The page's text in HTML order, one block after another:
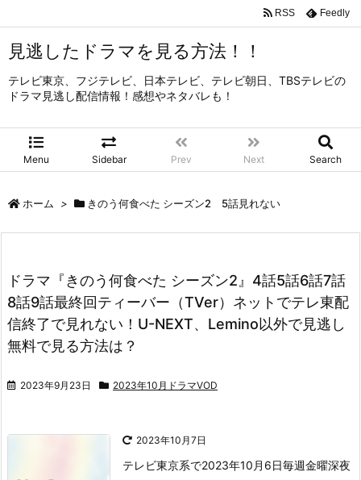
見逃したドラマを見る方法！！
テレビ東京、フジテレビ、日本テレビ、テレビ朝日、TBSテレビの
ドラマ見逃し配信情報！感想やネタバレも！
Menu Sidebar Prev Next Search
RSS Feedly
ホーム > きのう何食べた シーズン2 5話見れない
ドラマ『きのう何食べた シーズン2』4話5話6話7話
8話9話最終回ティーバー（TVer）ネットでテレ東配
信終了で見れない！U-NEXT、Lemino以外で見逃し
無料で見る方法は？
2023年9月23日 2023年10月ドラマVOD
2023年10月7日
テレビ東京系で2023年10月6日毎週金曜深夜